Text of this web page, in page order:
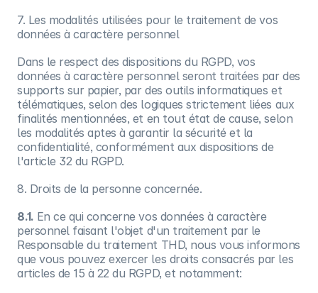
7. Les modalités utilisées pour le traitement de vos
données à caractère personnel
Dans le respect des dispositions du RGPD, vos
données à caractère personnel seront traitées par des
supports sur papier, par des outils informatiques et
télématiques, selon des logiques strictement liées aux
finalités mentionnées, et en tout état de cause, selon
les modalités aptes à garantir la sécurité et la
confidentialité, conformément aux dispositions de
l'article 32 du RGPD.
8. Droits de la personne concernée.
8.1. En ce qui concerne vos données à caractère
personnel faisant l'objet d'un traitement par le
Responsable du traitement THD, nous vous informons
que vous pouvez exercer les droits consacrés par les
articles de 15 à 22 du RGPD, et notamment: